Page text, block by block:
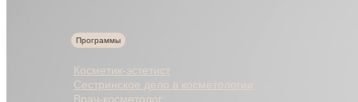
Программы
Косметик-эстетист
Сестринское дело в косметологии
Врач-косметолог